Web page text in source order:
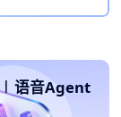
| 语音Agent